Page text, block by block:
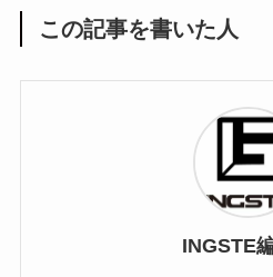
この記事を書いた人
INGSTE